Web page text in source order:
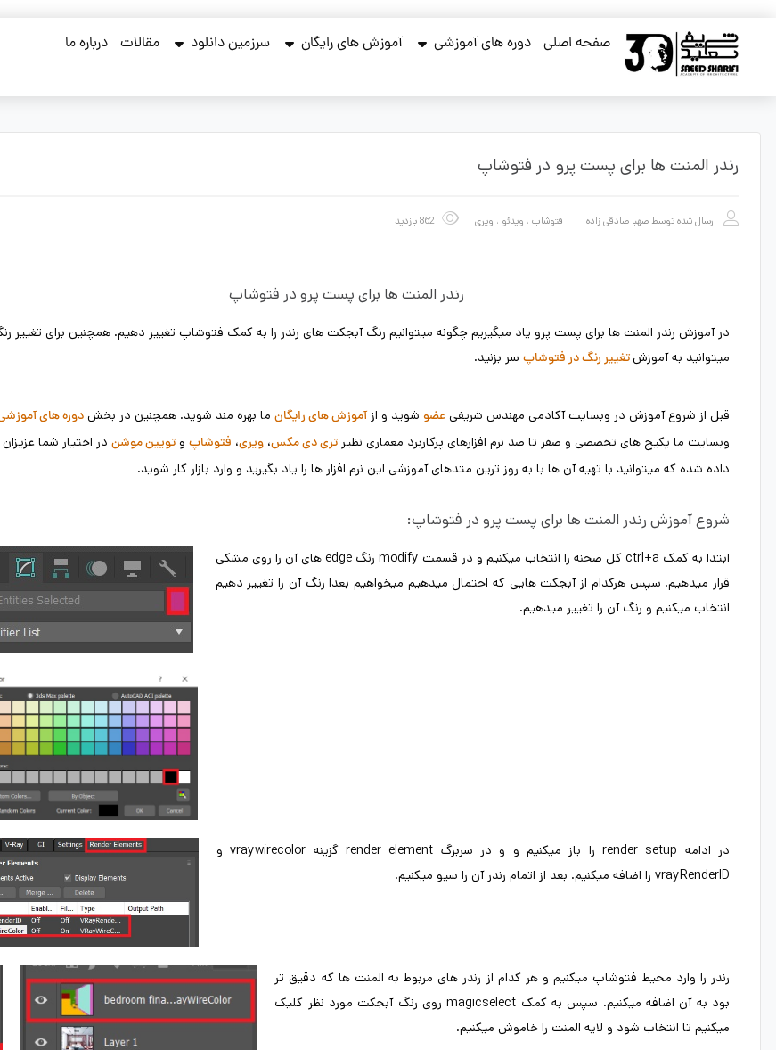
صفحه اصلی دوره های آموزشی آموزش های رایگان سرزمین دانلود مقالات درباره ما
رندر المنت ها برای پست پرو در فتوشاپ
ارسال شده توسط صهبا صادقی زاده فتوشاپ ، ویدئو ، ویری
رندر المنت ها برای پست پرو در فتوشاپ
در آموزش رندر المنت ها برای پست پرو یاد میگیریم چگونه میتوانیم رنگ آبجکت های رندر را به کمک فتوشاپ تغییر دهیم. همچنین برای تغییر
میتوانید به آموزشتغییر رنگ در فتوشاپ سر بزنید.
قبل از شروع آموزش در وبسایت آکادمی مهندس شریفی عضو شوید و ازآموزش های رایگان ما بهره مند شوید. همچنین در بخشدوره های
وبسایت ما پکیج های تخصصی و صفر تا صد نرم افزارهای پرکاربرد معماری نظیر تری دی مکس، ویری، فتوشاپ و تویین موشن در اختیار شما عزیزان
داده شده که میتوانید با تهیه آن ها با به روز ترین متدهای آموزشی این نرم افزار ها را یاد بگیرید و وارد بازار کار شوید.
شروع آموزش رندر المنت ها برای پست پرو در فتوشاپ:
ابتدا به کمک ctrl+a کل صحنه را انتخاب میکنیم و در قسمت modify رنگ edge های آن را روی مشکی
قرار میدهیم. سپس هرکدام از آبجکت هایی که احتمال میدهیم میخواهیم بعدا رنگ آن را تغییر دهیم
انتخاب میکنیم و رنگ آن را تغییر میدهیم.
در ادامه render setup را باز میکنیم و و در سربرگ render element گزینه vraywirecolor و
vrayRenderID را اضافه میکنیم. بعد از اتمام رندر آن را سیو میکنیم.
رندر را وارد محیط فتوشاپ میکنیم و هر کدام از رندر های مربوط به المنت ها که دقیق تر
بود به آن اضافه میکنیم. سپس به کمک magicselect روی رنگ آبجکت مورد نظر کلیک
میکنیم تا انتخاب شود و لایه المنت را خاموش میکنیم.